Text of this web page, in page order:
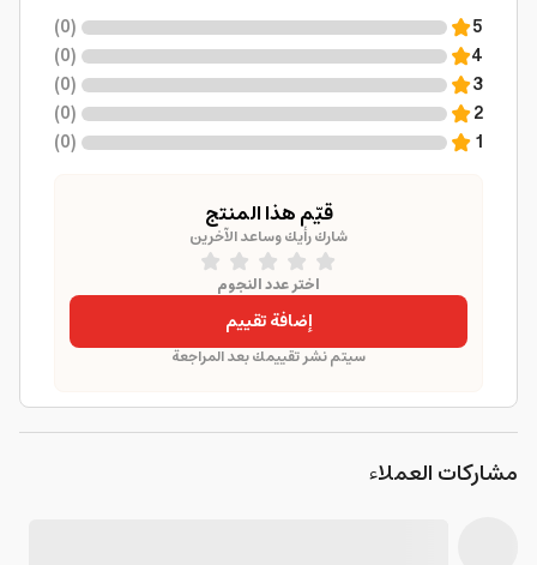
5
(
0
)
4
(
0
)
3
(
0
)
2
(
0
)
1
(
0
)
قيّم هذا المنتج
شارك رأيك وساعد الآخرين
اختر عدد النجوم
إضافة تقييم
سيتم نشر تقييمك بعد المراجعة
مشاركات العملاء